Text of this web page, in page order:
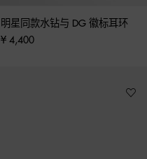
明星同款水钻与 DG 徽标耳环
¥ 4,400